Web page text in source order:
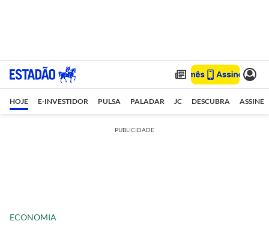
HOJE E-INVESTIDOR PULSA PALADAR JC DESCUBRA ASSINE
PUBLICIDADE
ECONOMIA